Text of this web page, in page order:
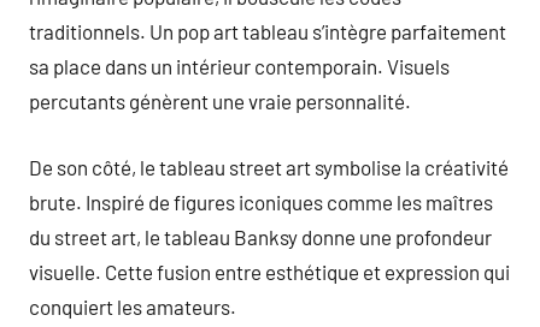
traditionnels. Un pop art tableau s’intègre parfaitement
sa place dans un intérieur contemporain. Visuels
percutants génèrent une vraie personnalité.
De son côté, le tableau street art symbolise la créativité
brute. Inspiré de figures iconiques comme les maîtres
du street art, le tableau Banksy donne une profondeur
visuelle. Cette fusion entre esthétique et expression qui
conquiert les amateurs.